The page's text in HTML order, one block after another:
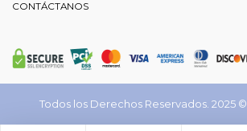
CONTÁCTANOS
Todos los Derechos Reservados. 2025 ©